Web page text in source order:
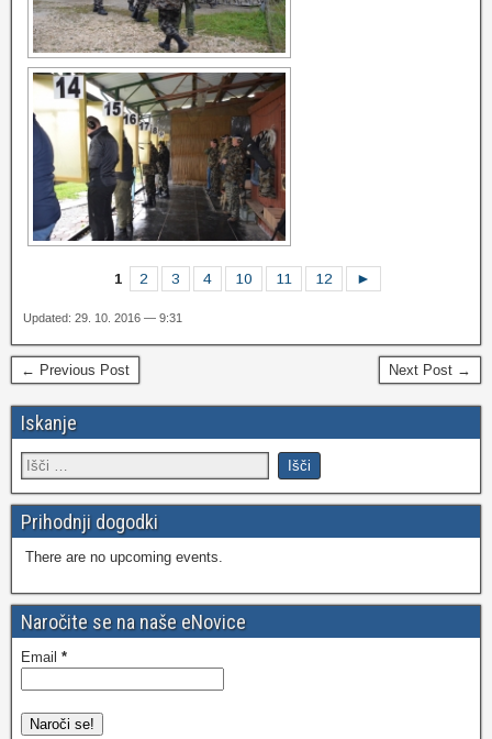
1 2 3 4 10 11 12 ►
Updated: 29. 10. 2016 — 9:31
← Previous Post Next Post →
Iskanje
Prihodnji dogodki
There are no upcoming events.
Naročite se na naše eNovice
Email *